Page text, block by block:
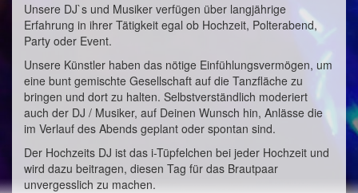
Unsere DJ`s und Musiker verfügen über langjährige
Erfahrung in ihrer Tätigkeit egal ob Hochzeit, Polterabend,
Party oder Event.
Unsere Künstler haben das nötige Einfühlungsvermögen, um
eine bunt gemischte Gesellschaft auf die Tanzfläche zu
bringen und dort zu halten. Selbstverständlich moderiert
auch der DJ / Musiker, auf Deinen Wunsch hin, Anlässe die
im Verlauf des Abends geplant oder spontan sind.
Der Hochzeits DJ ist das i-Tüpfelchen bei jeder Hochzeit und
wird dazu beitragen, diesen Tag für das Brautpaar
unvergesslich zu machen.